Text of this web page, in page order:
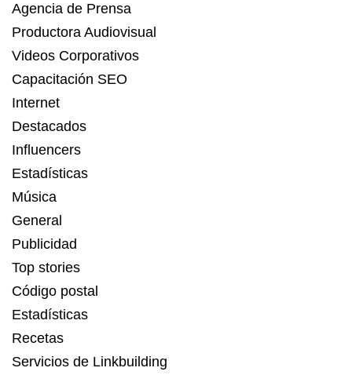
Agencia de Prensa
Productora Audiovisual
Videos Corporativos
Capacitación SEO
Internet
Destacados
Influencers
Estadísticas
Música
General
Publicidad
Top stories
Código postal
Estadísticas
Recetas
Servicios de Linkbuilding